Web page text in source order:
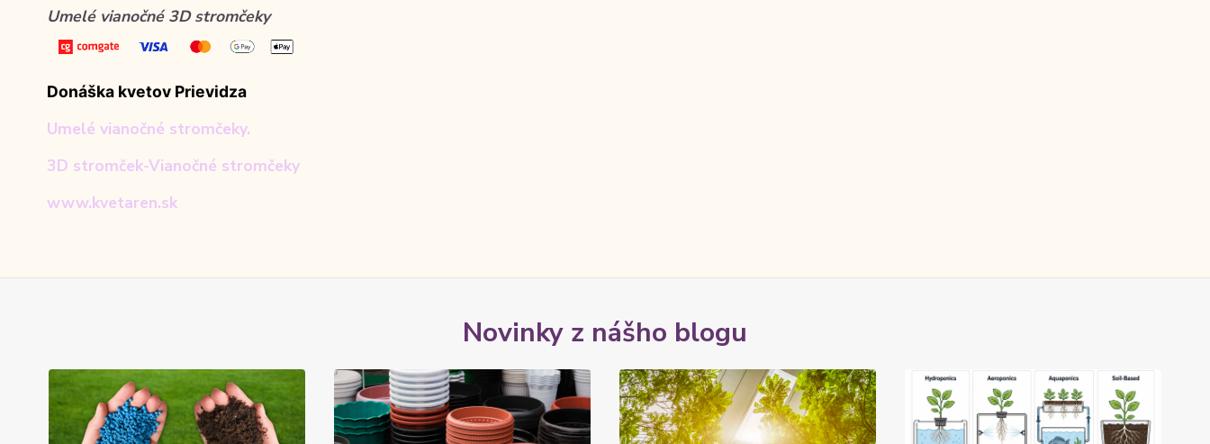
Umelé vianočné 3D stromčeky
Donáška kvetov Prievidza
Umelé vianočné stromčeky.
3D stromček-Vianočné stromčeky
www.kvetaren.sk
Novinky z nášho blogu